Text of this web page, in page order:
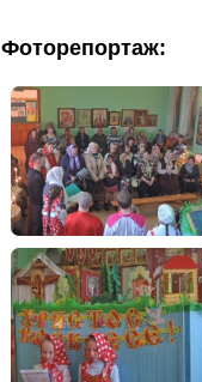
Фоторепортаж: